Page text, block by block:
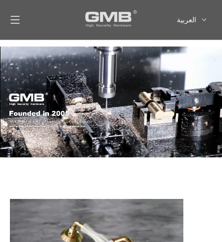
العربية
Français
Español